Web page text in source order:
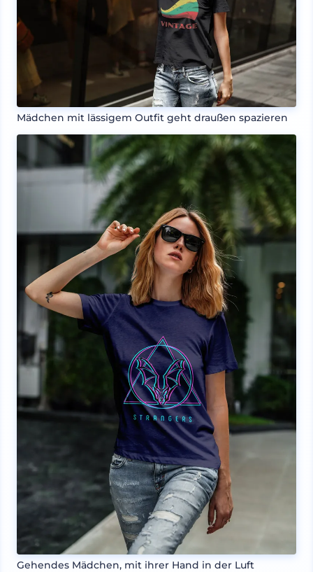
Mädchen mit lässigem Outfit geht draußen spazieren
Gehendes Mädchen, mit ihrer Hand in der Luft